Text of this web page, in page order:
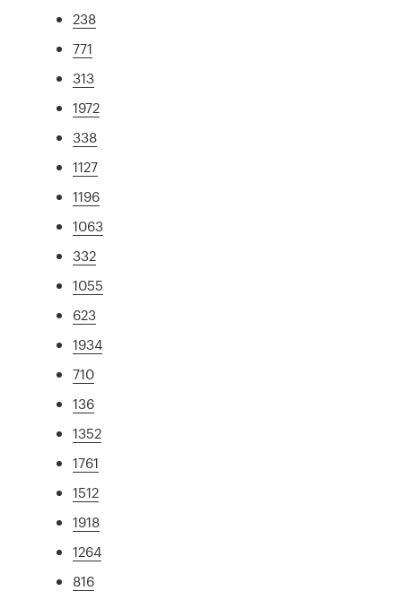
238
771
313
1972
338
1127
1196
1063
332
1055
623
1934
710
136
1352
1761
1512
1918
1264
816